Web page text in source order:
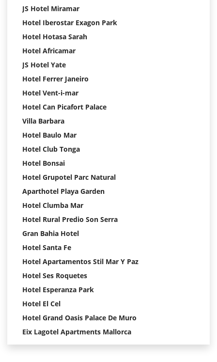
JS Hotel Miramar
Hotel Iberostar Exagon Park
Hotel Hotasa Sarah
Hotel Africamar
JS Hotel Yate
Hotel Ferrer Janeiro
Hotel Vent-i-mar
Hotel Can Picafort Palace
Villa Barbara
Hotel Baulo Mar
Hotel Club Tonga
Hotel Bonsai
Hotel Grupotel Parc Natural
Aparthotel Playa Garden
Hotel Clumba Mar
Hotel Rural Predio Son Serra
Gran Bahia Hotel
Hotel Santa Fe
Hotel Apartamentos Stil Mar Y Paz
Hotel Ses Roquetes
Hotel Esperanza Park
Hotel El Cel
Hotel Grand Oasis Palace De Muro
Eix Lagotel Apartments Mallorca